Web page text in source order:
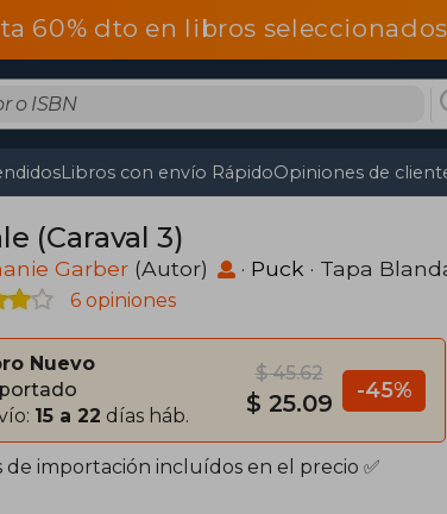
60% dto en libros
Libros con envío RápidoOpiniones de
(Caraval 3)
Garber (Autor) · Puck · Tapa
6 opiniones
Nuevo
15 a 22 días háb.
$ 45.62
$ 25.09 -45%
de importación incluídos en el precio ✅